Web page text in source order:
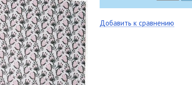
Добавить к сравнению